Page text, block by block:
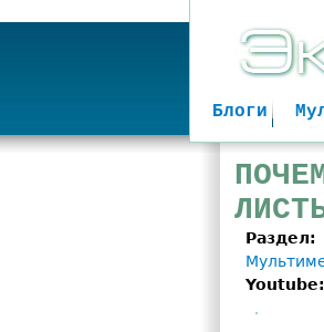
Блоги
Раздел:
Youtube: